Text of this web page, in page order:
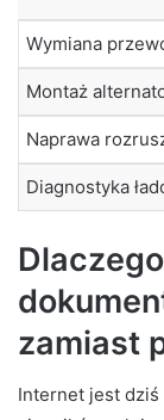
Wymiana
Montaż
Naprawa
Diagnostyka
zamiast
Internet jest dziś